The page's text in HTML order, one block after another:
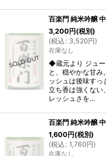
百楽門 純米吟醸
3,200円(税別)
(税込: 3,520円)
在庫なし
◆蔵元より ジュー
と、穏やかな甘み
ッシュは後味す
立ち香は強くない
レッシュさを…
百楽門 純米吟醸
1,600円(税別)
(税込: 1,760円)
在庫なし